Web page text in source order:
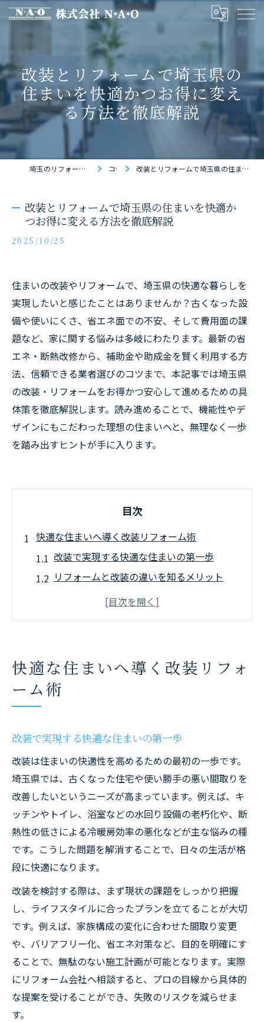
改装とリフォームで埼玉県の
住まいを快適かつお得に変え
る方法を徹底解説
埼玉のリフォームなら株式会社N・A・O コラム 改装とリフォームで埼玉県の住まいを快適かつお得に変える方法を徹底解説
改装とリフォームで埼玉県の住まいを快適か
つお得に変える方法を徹底解説
2025/10/25
住まいの改装やリフォームで、埼玉県の快適な暮らしを
実現したいと感じたことはありませんか？古くなった設
備や使いにくさ、省エネ面での不安、そして費用面の課
題など、家に関する悩みは多岐にわたります。最新の省
エネ・断熱改修から、補助金や助成金を賢く利用する方
法、信頼できる業者選びのコツまで、本記事では埼玉県
の改装・リフォームをお得かつ安心して進めるための具
体策を徹底解説します。読み進めることで、機能性やデ
ザインにもこだわった理想の住まいへと、無理なく一歩
を踏み出すヒントが手に入ります。
目次
快適な住まいへ導く改装リフォーム術
改装で実現する快適な住まいの第一歩
リフォームと改装の違いを知るメリット
埼玉県で選ばれる改装の最新トレンド
改装を検討するなら知っておきたい埼玉県のポ
イント
埼玉県の改装で押さえたい地域特性
悪質業者を避ける改装リフォームの心得
埼玉県の改装助成金や補助金情報
リフォーム会社選びで失敗しない方法
省エネも叶う住まいの改装アイデア集
改装で省エネ性能を高めるリフォーム術
断熱対策が光る改装アイデアを紹介
埼玉県で人気の省エネ改装事例集
省エネ改装で光熱費を賢く削減する方法
補助金活用でお得な省エネ改装を実現
埼玉県のリフォームで安心を手に入れる方法
信頼できる改装業者の選び方ポイント
悪質リフォーム業者を見抜く注意点
改装の口コミや評判を活用するコツ
埼玉県の安心改装サポート体制を解説
快適な住まいへ導く改装リフォ
ーム術
改装で実現する快適な住まいの第一歩
改装は住まいの快適性を高めるための最初の一歩です。
埼玉県では、古くなった住宅や使い勝手の悪い間取りを
改善したいというニーズが高まっています。例えば、キ
ッチンやトイレ、浴室などの水回り設備の老朽化や、断
熱性の低さによる冷暖房効率の悪化などが主な悩みの種
です。こうした問題を解消することで、日々の生活が格
段に快適になります。
改装を検討する際は、まず現状の課題をしっかり把握
し、ライフスタイルに合ったプランを立てることが大切
です。例えば、家族構成の変化に合わせた間取り変更
や、バリアフリー化、省エネ対策など、目的を明確にす
ることで、無駄のない施工計画が可能となります。実際
にリフォーム会社へ相談すると、プロの目線から具体的
な提案を受けることができ、失敗のリスクを減らせま
す。